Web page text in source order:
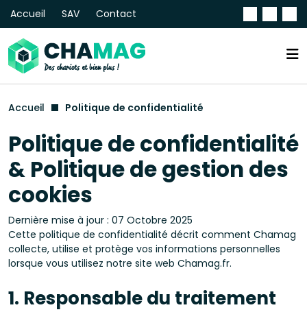
Accueil SAV Contact
Accueil Politique de confidentialité
Politique de confidentialité
& Politique de gestion des
cookies
Dernière mise à jour : 07 Octobre 2025
Cette politique de confidentialité décrit comment Chamag
collecte, utilise et protège vos informations personnelles
lorsque vous utilisez notre site web Chamag.fr.
1. Responsable du traitement